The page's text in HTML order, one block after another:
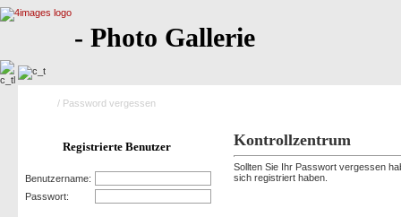
- Photo Gallerie
/ Password vergessen
Registrierte Benutzer
Benutzername:
Passwort:
Kontrollzentrum
Sollten Sie Ihr Passwort vergessen
sich registriert haben.